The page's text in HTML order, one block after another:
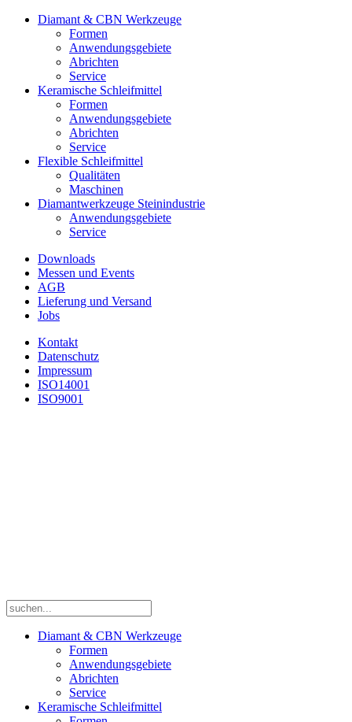
Diamant & CBN Werkzeuge
Formen
Anwendungsgebiete
Abrichten
Service
Keramische Schleifmittel
Formen
Anwendungsgebiete
Abrichten
Service
Flexible Schleifmittel
Qualitäten
Maschinen
Diamantwerkzeuge Steinindustrie
Anwendungsgebiete
Service
Downloads
Messen und Events
AGB
Lieferung und Versand
Jobs
Kontakt
Datenschutz
Impressum
ISO14001
ISO9001
Diamant & CBN Werkzeuge
Formen
Anwendungsgebiete
Abrichten
Service
Keramische Schleifmittel